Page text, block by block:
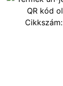
Cikkszám: